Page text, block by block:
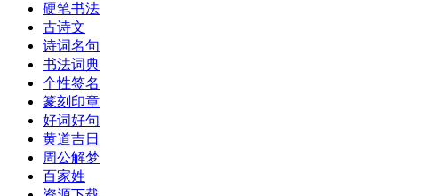
硬笔书法
古诗文
诗词名句
书法词典
个性签名
篆刻印章
好词好句
黄道吉日
周公解梦
百家姓